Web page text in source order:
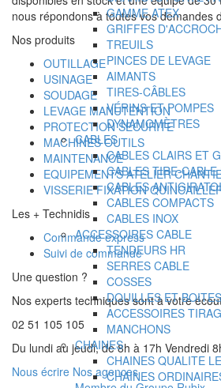
GAMME ATEX
GRIFFES
TREUILS
PINCES DE LEVAGE
AIMANTS
TIRES-CÂBLES
VÉRINS ET POMPES
DYNAMOMÈTRES
CABLES
CABLES CLAIRS ET
CABLES TIRE-
CABLES
CABLES COMPACTS
CABLES INOX
ACCESSOIRES CABLE
TENDEURS HR
SERRES CABLE
COSSES
DOUILLES ET
ACCESSOIRES
MANCHONS
CHAINES
CHAINES QUALITE
CHAINES
nous répondons à toutes vos demandes
Nos produits
OUTILLAGE
USINAGE
SOUDAGE
LEVAGE MANUTENTION
PROTECTION SECURITE
MACHINES OUTILS
MAINTENANCE
EQUIPEMENTS ATELIER
VISSERIE FIXATION
Les + Technidis
Commande express
Suivi de commande
Une question ?
Nos experts techniques sont à votre
02 51 105 105
Du lundi au jeudi, de 8h à 17h Vendredi
Nous écrire Nos agences